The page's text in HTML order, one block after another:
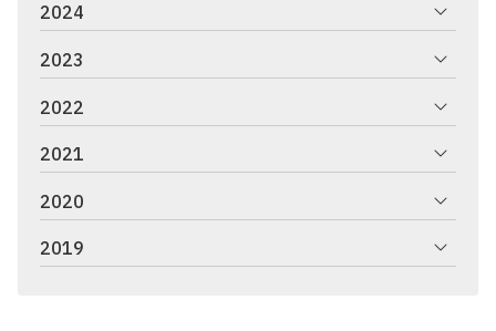
2024
2023
2022
2021
2020
2019